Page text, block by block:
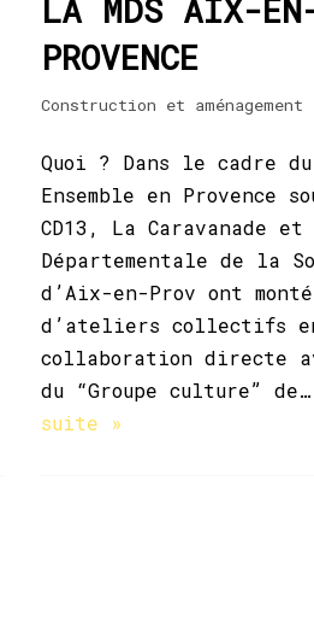
LA MDS AIX-
PROVENCE
Construction et aménagement
Quoi ? Dans le cadre
Ensemble en Provence
CD13, La Caravanade
Départementale de la
d’Aix-en-Prov ont
d’ateliers collectifs
collaboration directe
du “Groupe culture” de…
suite »